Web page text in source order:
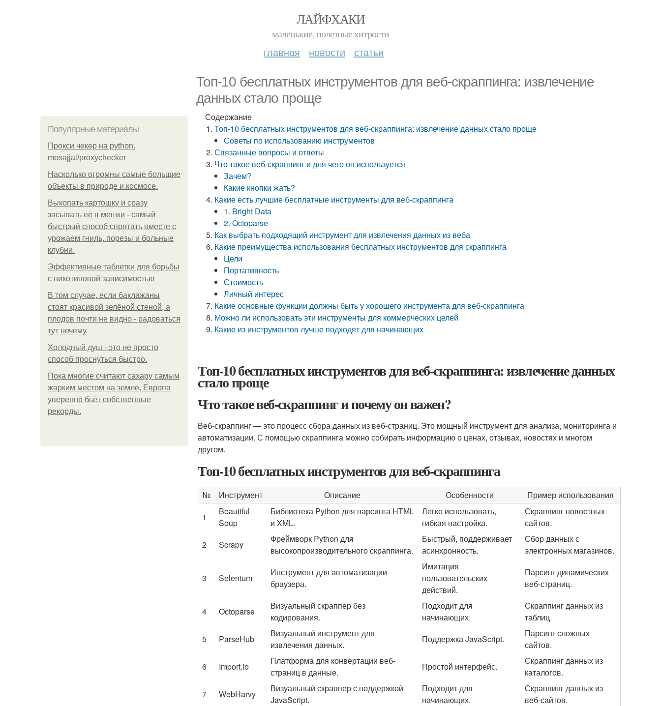
ЛАЙФХАКИ
маленькие, полезные хитрости
главная новости статьи
Топ-10 бесплатных инструментов для веб-скраппинга: извлечение
данных стало проще
Популярные материалы
Прокси чекер на python.
mosajjal/proxychecker
Насколько огромны самые большие
объекты в природе и космосе.
Выкопать картошку и сразу
засыпать её в мешки - самый
быстрый способ спрятать вместе с
урожаем гниль, порезы и больные
клубни.
Эффективные таблетки для борьбы
с никотиновой зависимостью
В том случае, если баклажаны
стоят красивой зелёной стеной, а
плодов почти не видно - радоваться
тут нечему.
Холодный душ - это не просто
способ проснуться быстро.
Пока многие считают сахару самым
жарким местом на земле, Европа
уверенно бьёт собственные
рекорды.
Содержание
Топ-10 бесплатных инструментов для веб-скраппинга: извлечение данных стало проще
Советы по использованию инструментов
Связанные вопросы и ответы
Что такое веб-скраппинг и для чего он используется
Зачем?
Какие кнопки жать?
Какие есть лучшие бесплатные инструменты для веб-скраппинга
1. Bright Data
2. Octoparse
Как выбрать подходящий инструмент для извлечения данных из веба
Какие преимущества использования бесплатных инструментов для скраппинга
Цели
Портативность
Стоимость
Личный интерес
Какие основные функции должны быть у хорошего инструмента для веб-скраппинга
Можно ли использовать эти инструменты для коммерческих целей
Какие из инструментов лучше подходят для начинающих
Топ-10 бесплатных инструментов для веб-скраппинга: извлечение данных
стало проще
Что такое веб-скраппинг и почему он важен?
Веб-скраппинг — это процесс сбора данных из веб-страниц. Это мощный инструмент для анализа, мониторинга и
автоматизации. С помощью скраппинга можно собирать информацию о ценах, отзывах, новостях и многом
другом.
Топ-10 бесплатных инструментов для веб-скраппинга
№ Инструмент Описание Особенности
Пример использования
1
Beautiful
Soup
Библиотека Python для парсинга HTML
и XML.
Легко использовать,
гибкая настройка.
Скраппинг новостных
сайтов.
2
Scrapy
Фреймворк Python для
высокопроизводительного скраппинга.
Быстрый, поддерживает
асинхронность.
Сбор данных с
электронных магазинов.
3 Selenium
Инструмент для автоматизации
браузера.
Имитация
пользовательских
действий.
Парсинг динамических
веб-страниц.
4 Octoparse
Визуальный скраппер без
кодирования.
Подходит для
начинающих.
Скраппинг данных из
таблиц.
5
ParseHub
Визуальный инструмент для
извлечения данных.
Поддержка JavaScript.
Парсинг сложных
сайтов.
6
Import.io
Платформа для конвертации веб-
страниц в данные.
Простой интерфейс.
Скраппинг данных из
каталогов.
7
WebHarvy
Визуальный скраппер с поддержкой
JavaScript.
Подходит для
начинающих.
Скраппинг данных из
веб-сайтов.